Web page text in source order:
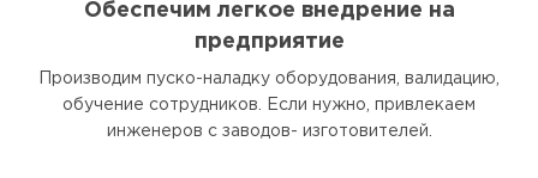
Обеспечим легкое внедрение на
предприятие
Производим пуско-наладку оборудования, валидацию,
обучение сотрудников. Если нужно, привлекаем
инженеров с заводов- изготовителей.